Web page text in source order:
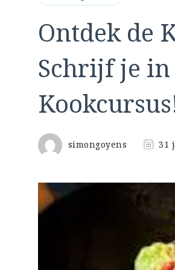
Ontdek de
Schrijf je
simongoyens 31